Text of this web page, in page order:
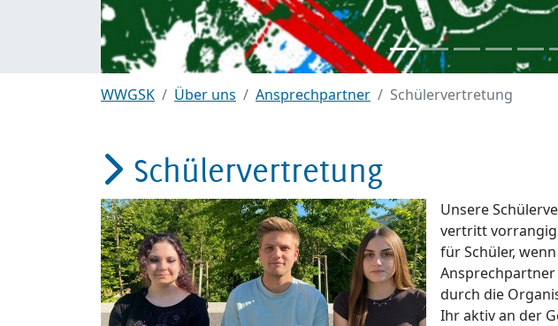
WWGSK Über uns Ansprechpartner Schülervertretung
Schülervertretung
Unsere
vertritt vorrangig
für Schüler,
durch die
Ihr aktiv an der